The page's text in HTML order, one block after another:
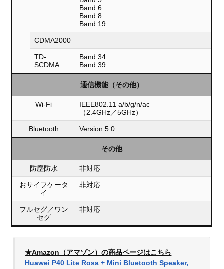
Band 6
Band 8
Band 19
CDMA2000 –
TD-
SCDMA
Band 34
Band 39
通信機能（その他）
Wi-Fi
IEEE802.11 a/b/g/n/ac
（2.4GHz／5GHz）
Bluetooth Version 5.0
その他
防塵防水 非対応
おサイフケータ
イ
非対応
フルセグ／ワン
セグ
非対応
★Amazon（アマゾン）の商品ページはこちら
Huawei P40 Lite Rosa + Mini Bluetooth Speaker,